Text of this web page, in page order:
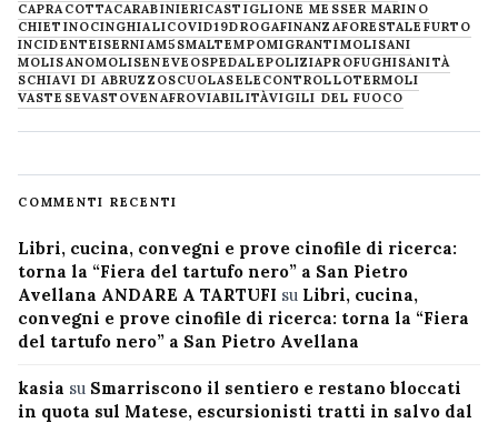
CAPRACOTTACARABINIERICASTIGLIONE MESSER MARINO
CHIETINOCINGHIALICOVID19DROGAFINANZAFORESTALE FURTO
INCIDENTEISERNIAM5SMALTEMPOMIGRANTIMOLISANI
MOLISANOMOLISENEVE OSPEDALEPOLIZIAPROFUGHISANITÀ
SCHIAVI DI ABRUZZOSCUOLASELECONTROLLOTERMOLI
VASTESEVASTOVENAFROVIABILITÀVIGILI DEL FUOCO
COMMENTI RECENTI
Libri, cucina, convegni e prove cinofile di ricerca:
torna la “Fiera del tartufo nero” a San Pietro
Avellana ANDARE A TARTUFI su Libri, cucina,
convegni e prove cinofile di ricerca: torna la “Fiera
del tartufo nero” a San Pietro Avellana
kasia su Smarriscono il sentiero e restano bloccati
in quota sul Matese, escursionisti tratti in salvo dal